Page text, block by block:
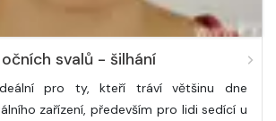
svalů - šilhání
pro ty, kteří tráví většinu dne
zařízení, především pro lidi sedící u